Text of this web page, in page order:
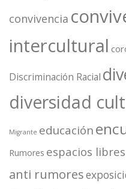
convivencia
intercultural
Discriminación Racial
diversidad
Migrante educación
Rumores espacios
anti rumores